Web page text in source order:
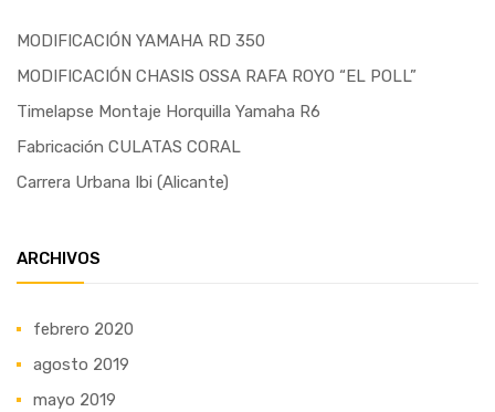
MODIFICACIÓN YAMAHA RD 350
MODIFICACIÓN CHASIS OSSA RAFA ROYO “EL POLL”
Timelapse Montaje Horquilla Yamaha R6
Fabricación CULATAS CORAL
Carrera Urbana Ibi (Alicante)
ARCHIVOS
febrero 2020
agosto 2019
mayo 2019